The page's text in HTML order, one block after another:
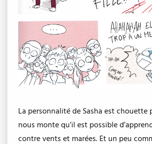
La personnalité de Sasha est chouette
nous monte qu’il est possible
contre vents et marées. Et un peu